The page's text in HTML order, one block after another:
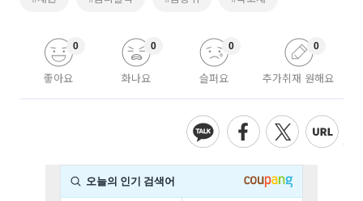
좋아요
0
화나요
0
슬퍼요
0
추가취재 원해요
0